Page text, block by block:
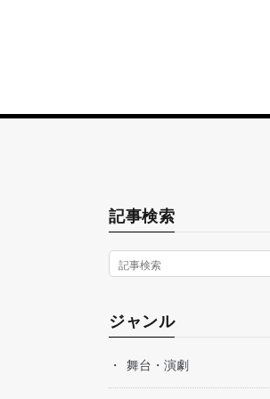
記事検索
ジャンル
舞台・演劇